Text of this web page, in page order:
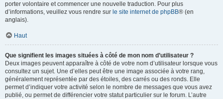
porter volontaire et commencer une nouvelle traduction. Pour plus
d’informations, veuillez vous rendre sur le site internet de phpBB® (en
anglais).
Haut
Que signifient les images situées à côté de mon nom d’utilisateur ?
Deux images peuvent apparaître à côté de votre nom d’utilisateur lorsque vous
consultez un sujet. Une d’elles peut être une image associée à votre rang,
généralement représentée par des étoiles, des carrés ou des ronds. Elle
permet d’indiquer votre activité selon le nombre de messages que vous avez
publié, ou permet de différencier votre statut particulier sur le forum. L’autre